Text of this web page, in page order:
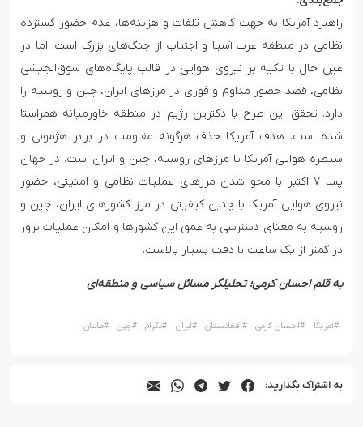
راهبرد آمریکا به جهت کاهش تلفات و هزینه‌ها، عدم حضور گسترده
نظامی در منطقه غرب آسیا و اجتناب از جنگ‌های بزرگ است. اما در
عین حال با تکیه بر نیروی هوایی در قالب پایگاه‌های سوق‌الجیشی
نظامی‌، قصد حضور مداوم و فوری در مرزهای ایران، چین و روسیه را
دارد. تحقق این طرح با دکترین رژیم در منطقه خاورمیانه همراستا
شده است. هدف آمریکا حذف هرگونه مقاومت در برابر هژمونی و‌
سیطره هوایی آمریکا تا مرزهای روسیه، چین و ایران است. در جهان
پسا ۷ اکتبر با محو شدن مرزهای عملیات نظامی و امنیتی، حضور
نیروی هوایی آمریکا با چنین کیفیتی در مرز کشورهای ایران، چین و
روسیه به معنای دسترسی به عمق این کشورها و امکان عملیات ترور
در کمتر از یک ساعت با دقت بسیار بالاست.
به قلم احسان کرمی؛ تحلیلگر مسائل سیاسی و منطقه‌ای
#آمریکا #احسان کرمی #افغانستان #ایران #بگرام #چین #طالبان
به اشتراک بگذارید: